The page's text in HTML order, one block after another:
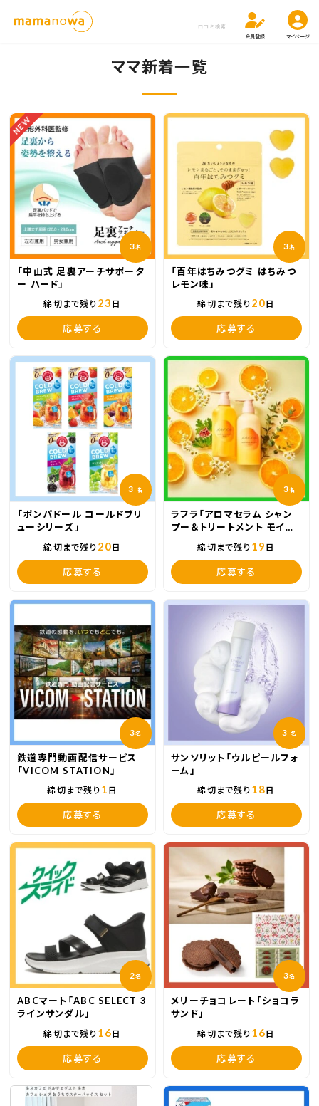
口コミ検索
会員登録
マイページ
ママ新着一覧
NEW
3名
「中山式 足裏アーチサポータ
ー ハード」
締切まで残り 23 日
応募する
3名
「百年はちみつグミ はちみつ
レモン味」
締切まで残り 20日
応募する
3 名
「ポンパドール コールドブリ
ューシリーズ」
締切まで残り 20日
応募する
3名
ラフラ「アロマセラム シャン
プー＆トリートメント モイス
締切まで残り 19 日
応募する
3名
鉄道専門動画配信サービス
「VICOM STATION」
締切まで残り 1 日
応募する
3 名
サンソリット「ウルピールフォ
ーム」
締切まで残り 18日
応募する
2名
ABCマート「ABC SELECT 3
ラインサンダル」
締切まで残り 16日
応募する
3名
メリーチョコレート「ショコラ
サンド」
締切まで残り 16日
応募する